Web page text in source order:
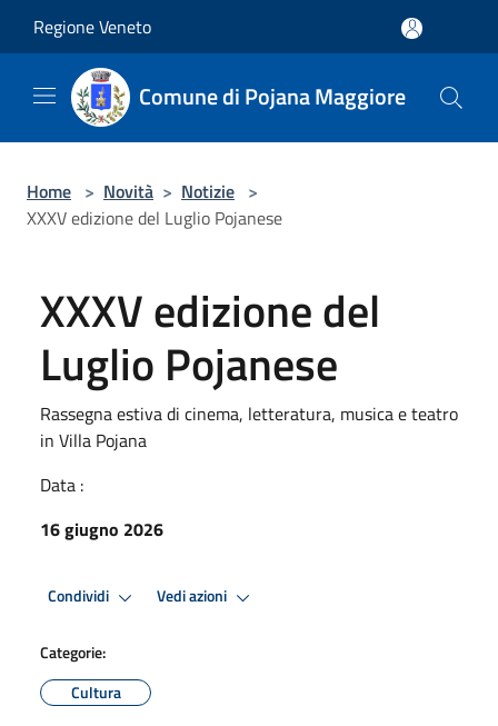
Regione Veneto
Comune di Pojana Maggiore
Home > Novità > Notizie >
XXXV edizione del Luglio Pojanese
XXXV edizione del
Luglio Pojanese
Rassegna estiva di cinema, letteratura, musica e teatro
in Villa Pojana
Data :
16 giugno 2026
Condividi Vedi azioni
Categorie:
Cultura